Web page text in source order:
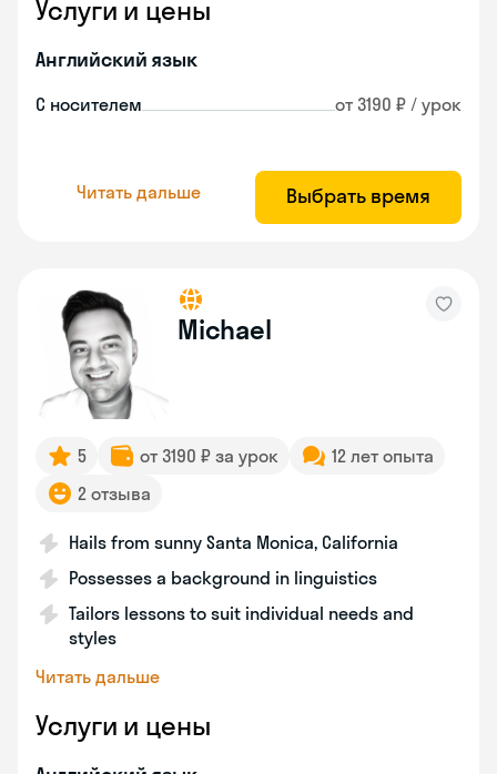
Услуги и цены
Английский язык
С носителем от 3190 ₽ / урок
Читать дальше Выбрать время
Michael
5 от 3190 ₽ за урок
12 лет опыта
2 отзыва
Hails from sunny Santa Monica, California
Possesses a background in linguistics
Tailors lessons to suit individual needs and
styles
Читать дальше
Услуги и цены